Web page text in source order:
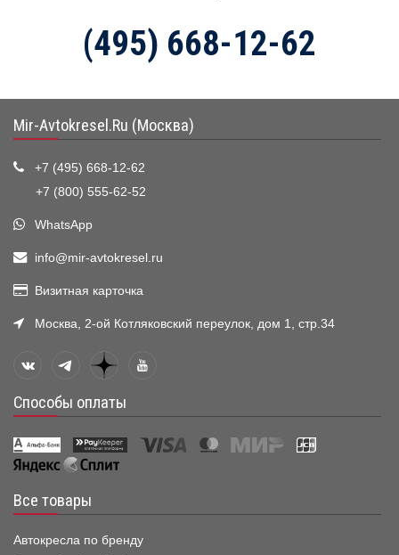
(495) 668-12-62
Mir-Avtokresel.Ru (Москва)
+7 (495) 668-12-62
+7 (800) 555-62-52
WhatsApp
info@mir-avtokresel.ru
Визитная карточка
Москва, 2-ой Котляковский переулок, дом 1, стр.34
Способы оплаты
Все товары
Автокресла по бренду